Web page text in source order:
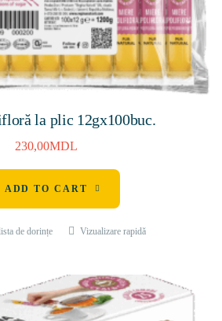
la plic 12gх100buc.
230,00MDL
ADD TO CART
de dorințe Vizualizare rapidă